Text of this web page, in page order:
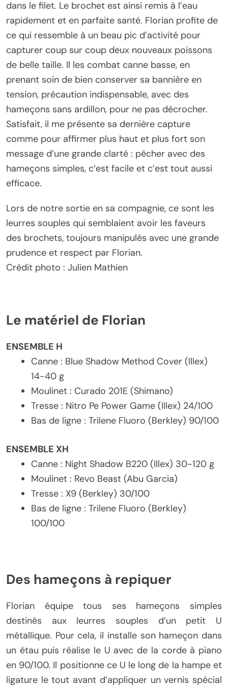
dans le filet. Le brochet est ainsi remis à l’eau
rapidement et en parfaite santé. Florian profite de
ce qui ressemble à un beau pic d’activité pour
capturer coup sur coup deux nouveaux poissons
de belle taille. Il les combat canne basse, en
prenant soin de bien conserver sa bannière en
tension, précaution indispensable, avec des
hameçons sans ardillon, pour ne pas décrocher.
Satisfait, il me présente sa dernière capture
comme pour affirmer plus haut et plus fort son
message d’une grande clarté : pêcher avec des
hameçons simples, c’est facile et c’est tout aussi
efficace.
Lors de notre sortie en sa compagnie, ce sont les
leurres souples qui semblaient avoir les faveurs
des brochets, toujours manipulés avec une grande
prudence et respect par Florian.
Crédit photo : Julien Mathien
Le matériel de Florian
ENSEMBLE H
Canne : Blue Shadow Method Cover (Illex)
14-40 g
Moulinet : Curado 201E (Shimano)
Tresse : Nitro Pe Power Game (Illex) 24/100
Bas de ligne : Trilene Fluoro (Berkley) 90/100
ENSEMBLE XH
Canne : Night Shadow B220 (Illex) 30-120 g
Moulinet : Revo Beast (Abu Garcia)
Tresse : X9 (Berkley) 30/100
Bas de ligne : Trilene Fluoro (Berkley)
100/100
Des hameçons à repiquer
Florian équipe tous ses hameçons simples
destinés aux leurres souples d’un petit U
métallique. Pour cela, il installe son hameçon dans
un étau puis réalise le U avec de la corde à piano
en 90/100. Il positionne ce U le long de la hampe et
ligature le tout avant d’appliquer un vernis spécial